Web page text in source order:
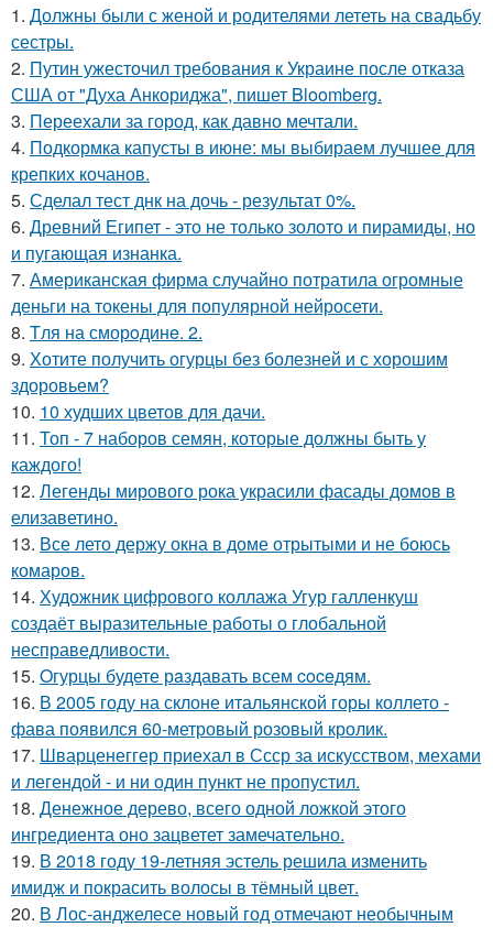
1. Должны были с женой и родителями лететь на свадьбу
сестры.
2. Путин ужесточил требования к Украине после отказа
США от "Духа Анкориджа", пишет Bloomberg.
3. Переехали за город, как давно мечтали.
4. Подкормка капусты в июне: мы выбираем лучшее для
крепких кочанов.
5. Сделал тест днк на дочь - результат 0%.
6. Древний Египет - это не только золото и пирамиды, но
и пугающая изнанка.
7. Американская фирма случайно потратила огромные
деньги на токены для популярной нейросети.
8. Tля на сморoдинe. 2.
9. Хотите получить огурцы без болезней и с хорошим
здоровьем?
10. 10 худших цветов для дачи.
11. Топ - 7 наборов семян, которые должны быть у
каждого!
12. Легенды мирового рока украсили фасады домов в
елизаветино.
13. Все лето держу окна в доме отрытыми и не боюсь
комаров.
14. Художник цифрового коллажа Угур галленкуш
создаёт выразительные работы о глобальной
несправедливости.
15. Oгурцы будете рaздавать всем coceдям.
16. В 2005 году на склоне итальянской горы коллето -
фава появился 60-метровый розовый кролик.
17. Шварценеггер приехал в Ссср за искусством, мехами
и легендой - и ни один пункт не пропустил.
18. Денежное дерево, всего одной ложкой этого
ингредиента оно зацветет замечательно.
19. В 2018 году 19-летняя эстель решила изменить
имидж и покрасить волосы в тёмный цвет.
20. В Лос-анджелесе новый год отмечают необычным